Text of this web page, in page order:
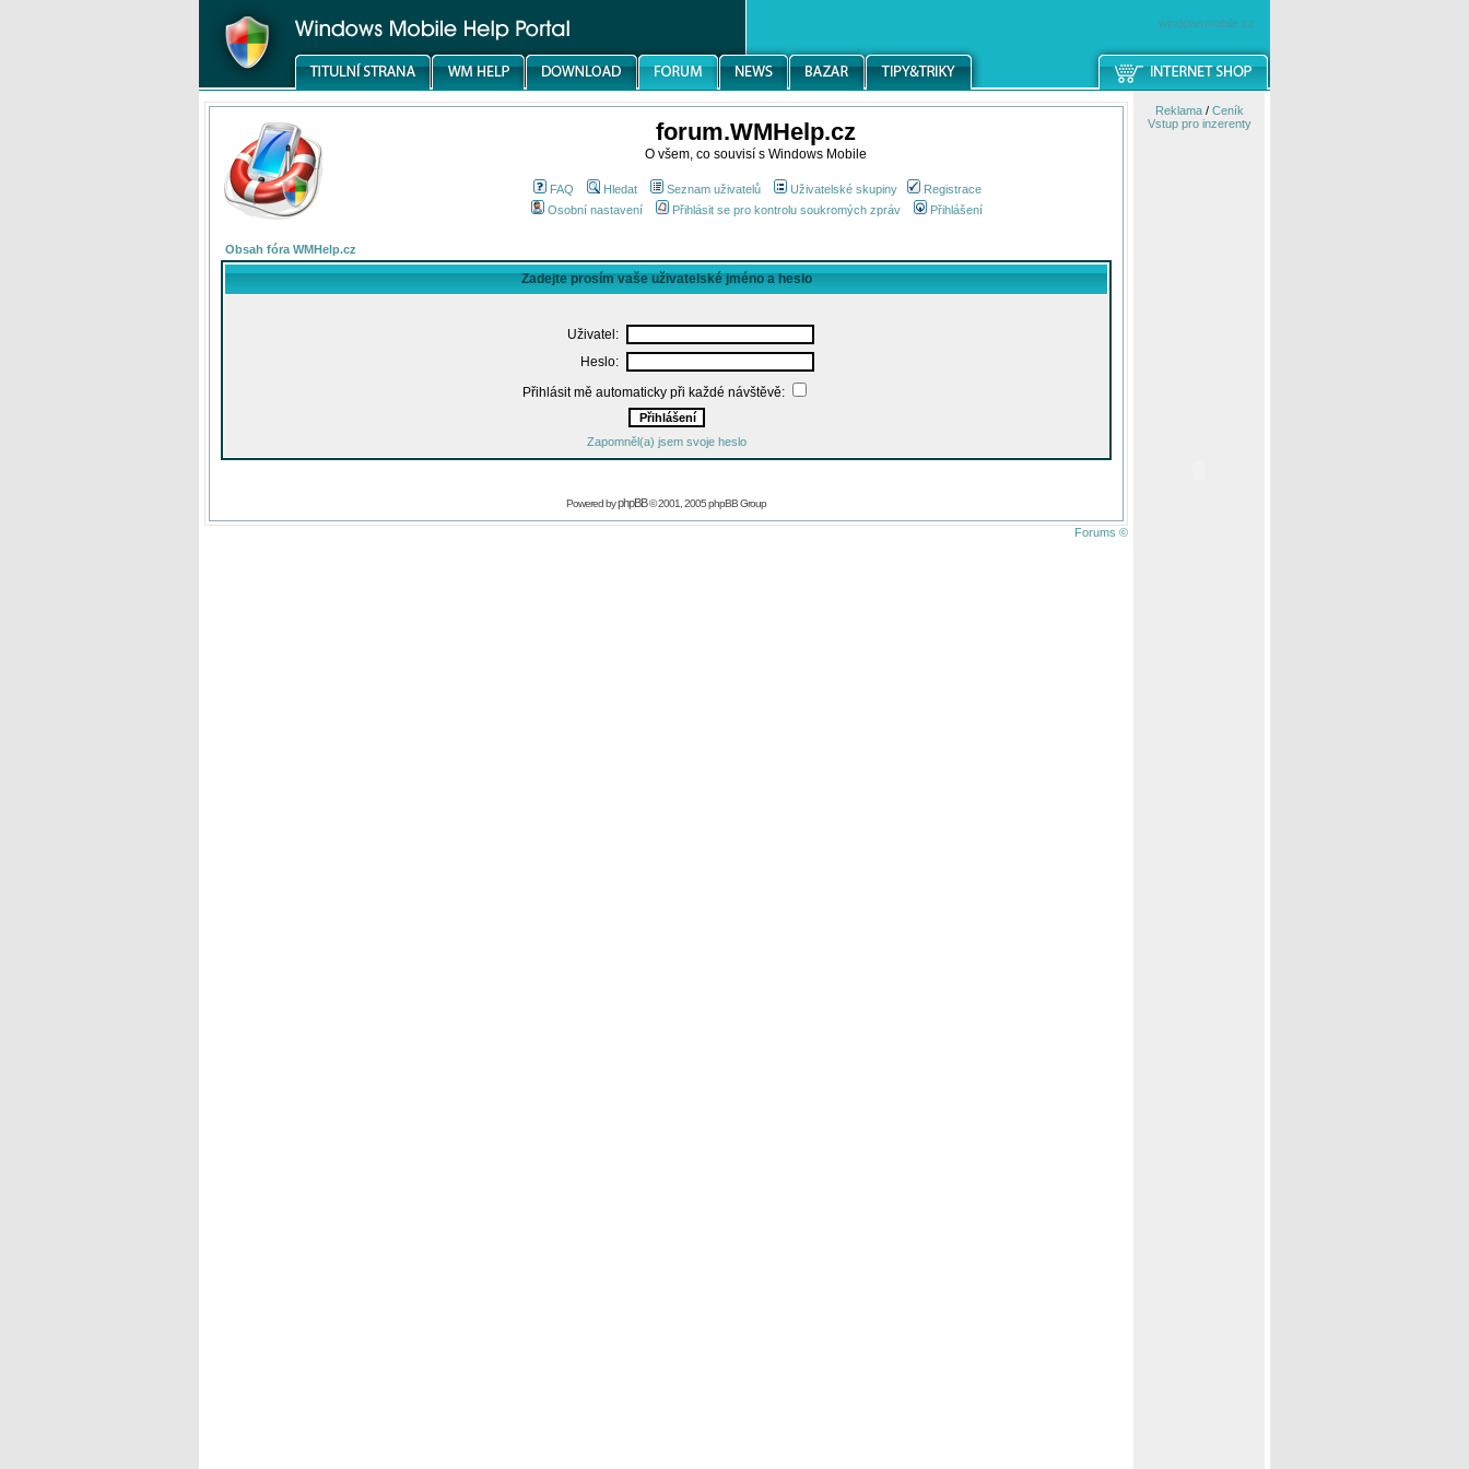
windowsmobile.cz
forum.WMHelp.cz
O všem, co souvisí s Windows Mobile
FAQ Hledat Seznam uživatelů Uživatelské skupiny
Registrace
Osobní nastavení
Přihlásit se pro kontrolu soukromých zpráv Přihlášení
Obsah fóra WMHelp.cz
Zadejte prosím vaše uživatelské jméno a heslo
Uživatel:
Heslo:
Přihlásit mě automaticky při každé návštěvě:
Zapomněl(a) jsem svoje heslo
Powered byphpBB© 2001, 2005 phpBB Group
Forums ©
Reklama/ Ceník
Vstup pro inzerenty